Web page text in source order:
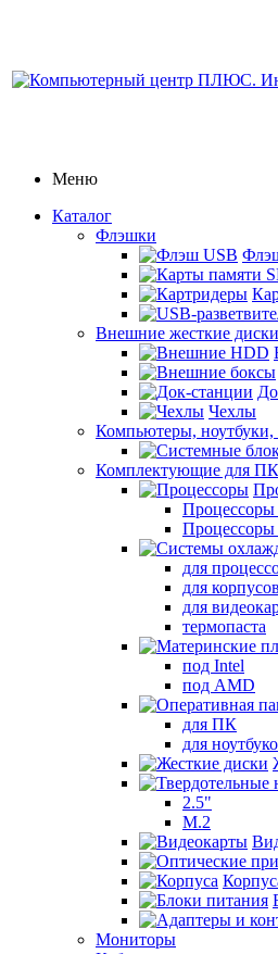
Меню
Каталог
Флэшки
Внешние жесткие диски
Чехлы
Компьютеры,
Комплектующие для ПК
Процессоры
для
для корпусов
для
термопаста
под Intel
под AMD
для ПК
для
2.5"
M.2
Мониторы